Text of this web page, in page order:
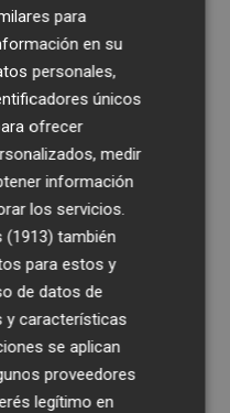
meses
Murcia se mantienen
toneladas de
en los frentes de Catí y
de la Sierra
en todo el municipio
la identidad del club;
tengamos que sufrir,
para
en su
personales,
únicos
ofrecer
medir
información
los servicios.
(1913) también
para estos y
de datos de
y características
se aplican
proveedores
legítimo en